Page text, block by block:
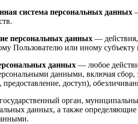
система персональных данных
персональных данных — действия,
Пользователю или иному
данных — любое
данными, включая сбор,
предоставление, доступ),
орган,
данных, а также